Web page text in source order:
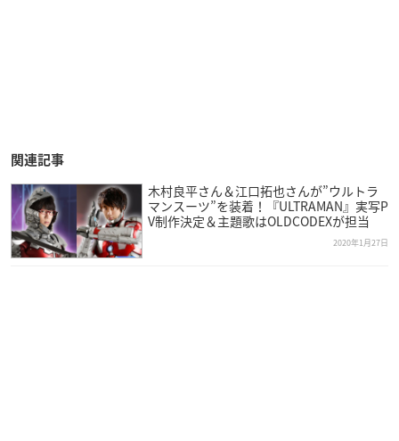
関連記事
木村良平さん＆江口拓也さんが”ウルトラ
マンスーツ”を装着！『ULTRAMAN』実写P
V制作決定＆主題歌はOLDCODEXが担当
2020年1月27日